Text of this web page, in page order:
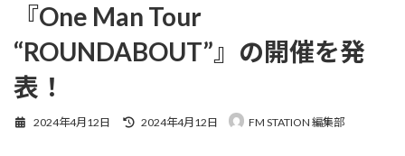
『One Man Tour
“ROUNDABOUT”』の開催を発
表！
2024年4月12日
最
2024年4月12日 FM STATION 編集部